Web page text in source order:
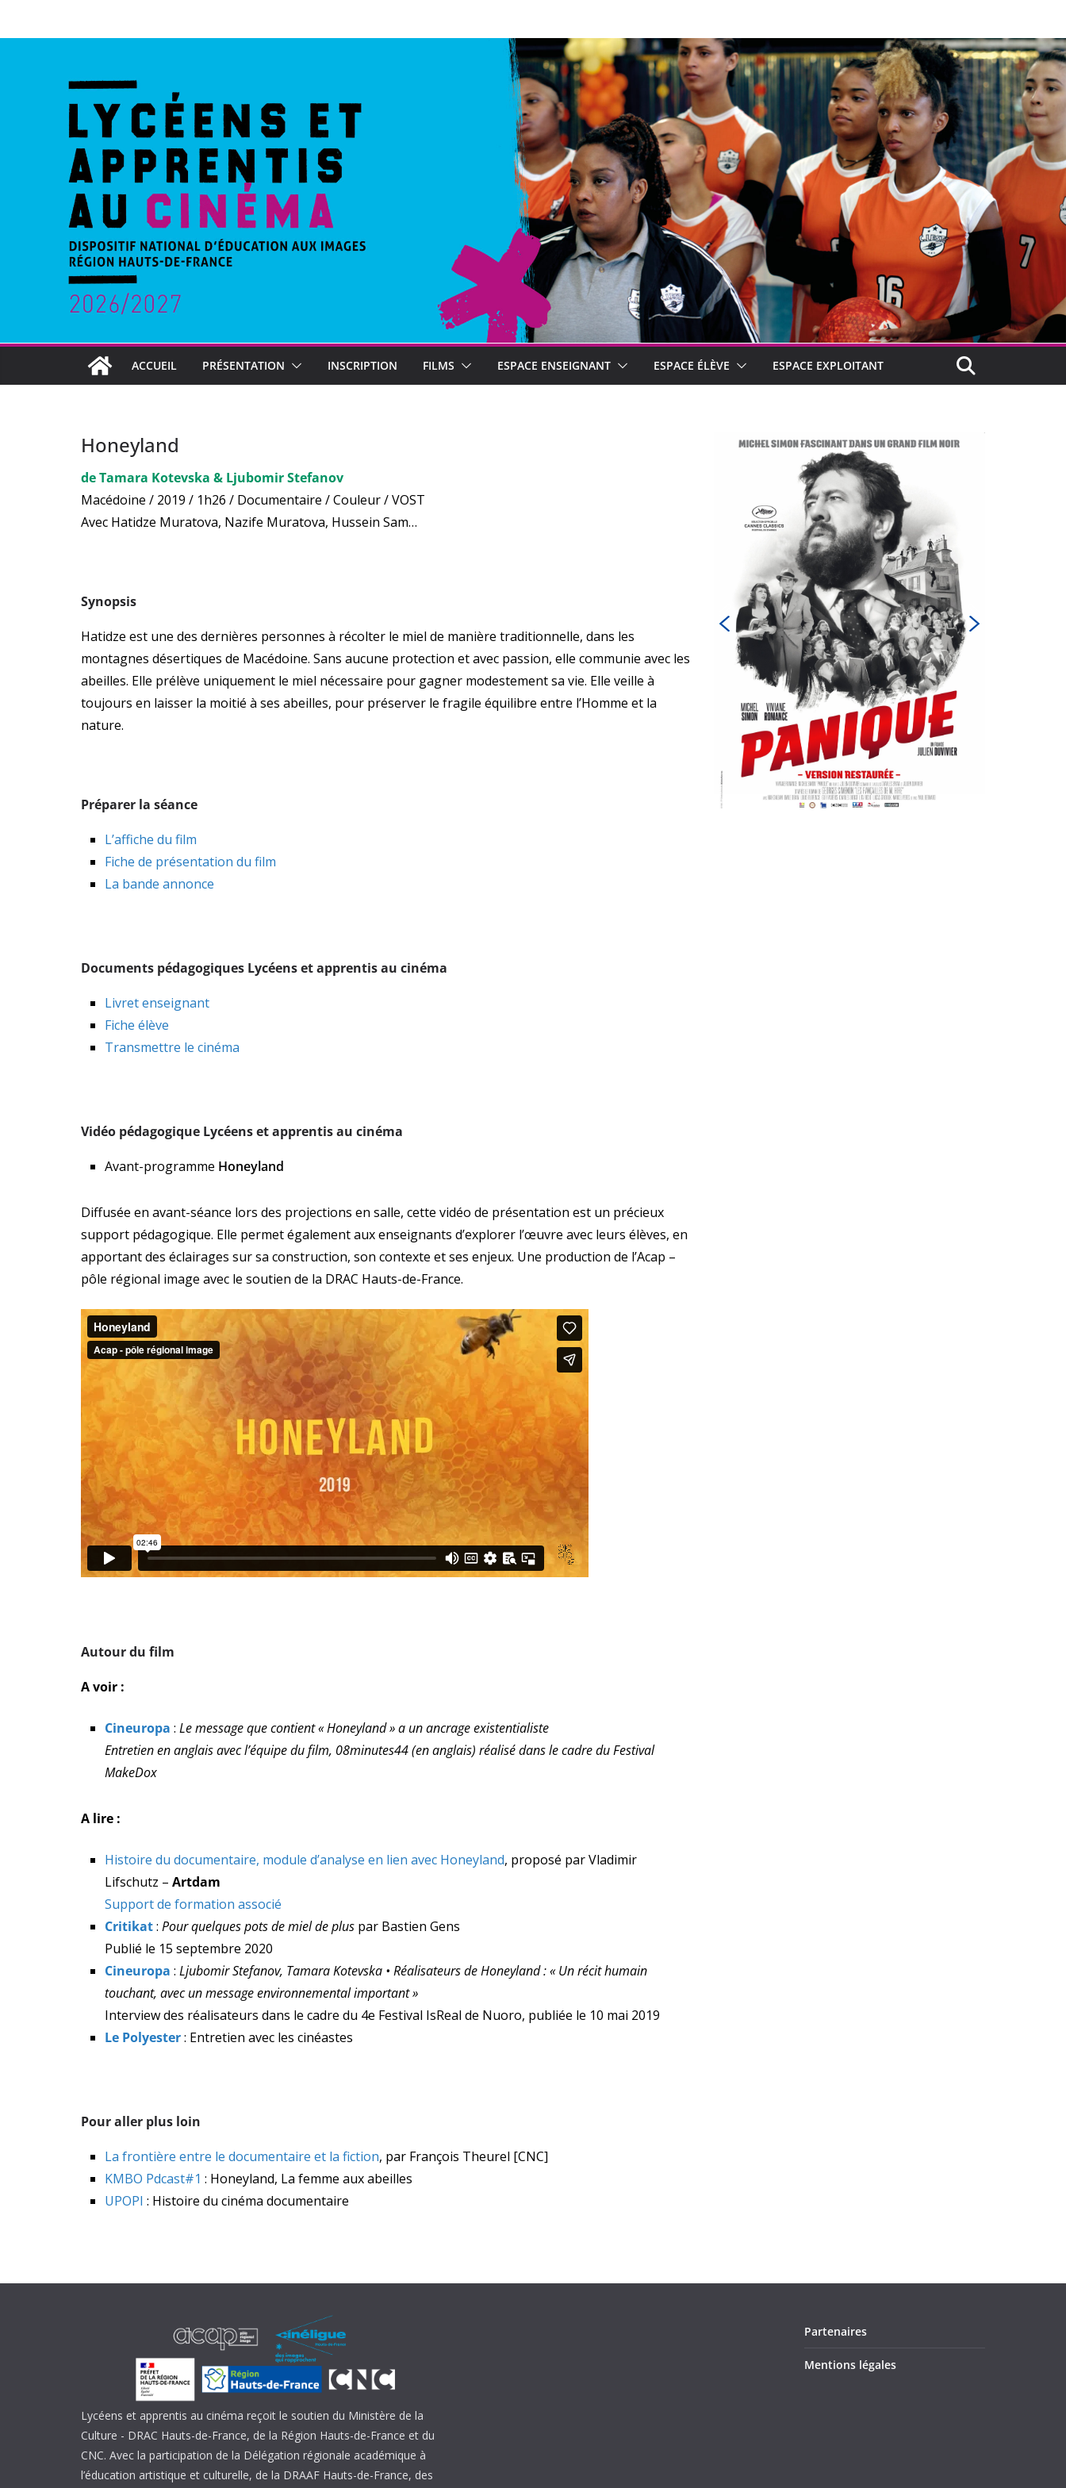
ACCUEIL PRÉSENTATION INSCRIPTION FILMS ESPACE ENSEIGNANT ESPACE ÉLÈVE ESPACE EXPLOITANT
Honeyland
de Tamara Kotevska & Ljubomir Stefanov
Macédoine / 2019 / 1h26 / Documentaire / Couleur / VOST
Avec Hatidze Muratova, Nazife Muratova, Hussein Sam…
Synopsis
Hatidze est une des dernières personnes à récolter le miel de manière traditionnelle, dans les
montagnes désertiques de Macédoine. Sans aucune protection et avec passion, elle communie avec les
abeilles. Elle prélève uniquement le miel nécessaire pour gagner modestement sa vie. Elle veille à
toujours en laisser la moitié à ses abeilles, pour préserver le fragile équilibre entre l’Homme et la
nature.
Préparer la séance
L’affiche du film
Fiche de présentation du film
La bande annonce
Documents pédagogiques Lycéens et apprentis au cinéma
Livret enseignant
Fiche élève
Transmettre le cinéma
Vidéo pédagogique Lycéens et apprentis au cinéma
Avant-programme Honeyland
Diffusée en avant-séance lors des projections en salle, cette vidéo de présentation est un précieux
support pédagogique. Elle permet également aux enseignants d’explorer l’œuvre avec leurs élèves, en
apportant des éclairages sur sa construction, son contexte et ses enjeux. Une production de l’Acap –
pôle régional image avec le soutien de la DRAC Hauts-de-France.
Autour du film
A voir :
Cineuropa : Le message que contient « Honeyland » a un ancrage existentialiste
Entretien en anglais avec l’équipe du film, 08minutes44 (en anglais) réalisé dans le cadre du Festival
MakeDox
A lire :
Histoire du documentaire, module d’analyse en lien avec Honeyland, proposé par Vladimir
Lifschutz – Artdam
Support de formation associé
Critikat: Pour quelques pots de miel de plus par Bastien Gens
Publié le 15 septembre 2020
Cineuropa : Ljubomir Stefanov, Tamara Kotevska • Réalisateurs de Honeyland : « Un récit humain
touchant, avec un message environnemental important »
Interview des réalisateurs dans le cadre du 4e Festival IsReal de Nuoro, publiée le 10 mai 2019
Le Polyester: Entretien avec les cinéastes
Pour aller plus loin
La frontière entre le documentaire et la fiction, par François Theurel [CNC]
KMBO Pdcast#1 : Honeyland, La femme aux abeilles
UPOPI : Histoire du cinéma documentaire
Lycéens et apprentis au cinéma reçoit le soutien du Ministère de la
Culture - DRAC Hauts-de-France, de la Région Hauts-de-France et du
CNC. Avec la participation de la Délégation régionale académique à
l’éducation artistique et culturelle, de la DRAAF Hauts-de-France, des
Partenaires
Mentions légales